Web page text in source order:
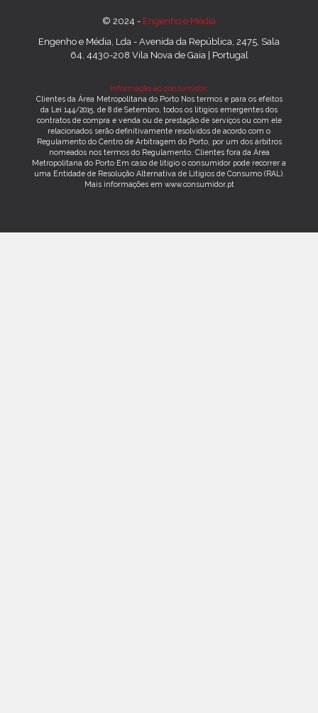
© 2024 - Engenho e Média
Engenho e Média, Lda - Avenida da República, 2475, Sala
64, 4430-208 Vila Nova de Gaia | Portugal
Informação ao consumidor:
Clientes da Área Metropolitana do Porto Nos termos e para os efeitos
da Lei 144/2015, de 8 de Setembro, todos os litígios emergentes dos
contratos de compra e venda ou de prestação de serviços ou com ele
relacionados serão definitivamente resolvidos de acordo com o
Regulamento do Centro de Arbitragem do Porto, por um dos árbitros
nomeados nos termos do Regulamento. Clientes fora da Área
Metropolitana do Porto Em caso de litígio o consumidor pode recorrer a
uma Entidade de Resolução Alternativa de Litígios de Consumo (RAL).
Mais informações em www.consumidor.pt